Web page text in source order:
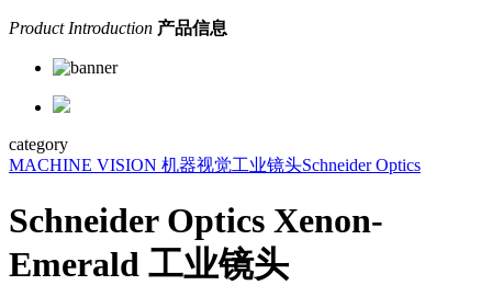
Product Introduction 产品信息
category
MACHINE VISION 机器视觉工业镜头Schneider Optics
Schneider Optics Xenon-
Emerald 工业镜头